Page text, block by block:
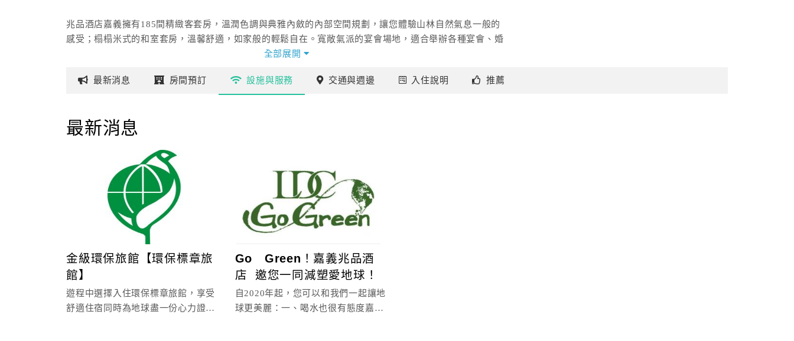
兆品酒店嘉義擁有185間精緻客套房，溫潤色調與典雅內斂的內部空間規劃，讓您體驗山林自然氣息一般的
感受；榻榻米式的和室套房，溫馨舒適，如家般的輕鬆自在。寬敞氣派的宴會場地，適合舉辦各種宴會、婚
宴、酒會、會議、展覽，搭配先進的視聽設備，是宴客、活動的最佳選擇！
全部展開
最新消息 房間預訂 設施與服務 交通與週邊 入住說明 推薦
最新消息
金級環保旅館【環保標章旅
館】
遊程中選擇入住環保標章旅館，享受
舒適住宿同時為地球盡一份心力證號
Go Green！嘉義兆品酒
店 邀您一同減塑愛地球！
自2020年起，您可以和我們一起讓地
球更美麗：一、喝水也很有態度嘉義